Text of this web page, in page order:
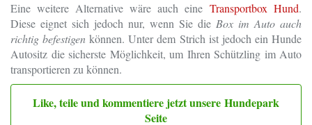
Eine weitere Alternative wäre auch eine Transportbox Hund.
Diese eignet sich jedoch nur, wenn Sie die Box im Auto auch
richtig befestigen können. Unter dem Strich ist jedoch ein Hunde
Autositz die sicherste Möglichkeit, um Ihren Schützling im Auto
transportieren zu können.
Like, teile und kommentiere jetzt unsere Hundepark
Seite